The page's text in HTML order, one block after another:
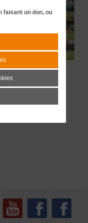
faisant un don, ou